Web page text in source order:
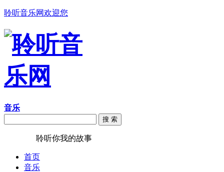
聆听音乐网欢迎您
音乐
搜 索
聆听你我的故事
首页
音乐